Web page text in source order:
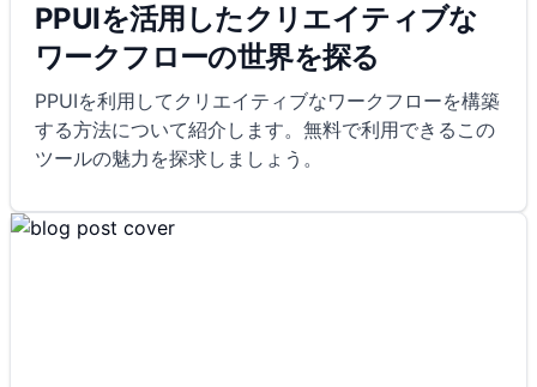
PPUIを活用したクリエイティブな
ワークフローの世界を探る
PPUIを利用してクリエイティブなワークフローを構築
する方法について紹介します。無料で利用できるこの
ツールの魅力を探求しましょう。